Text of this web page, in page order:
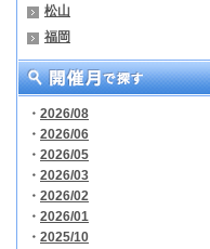
松山
福岡
・ 2026/08
・ 2026/06
・ 2026/05
・ 2026/03
・ 2026/02
・ 2026/01
・ 2025/10